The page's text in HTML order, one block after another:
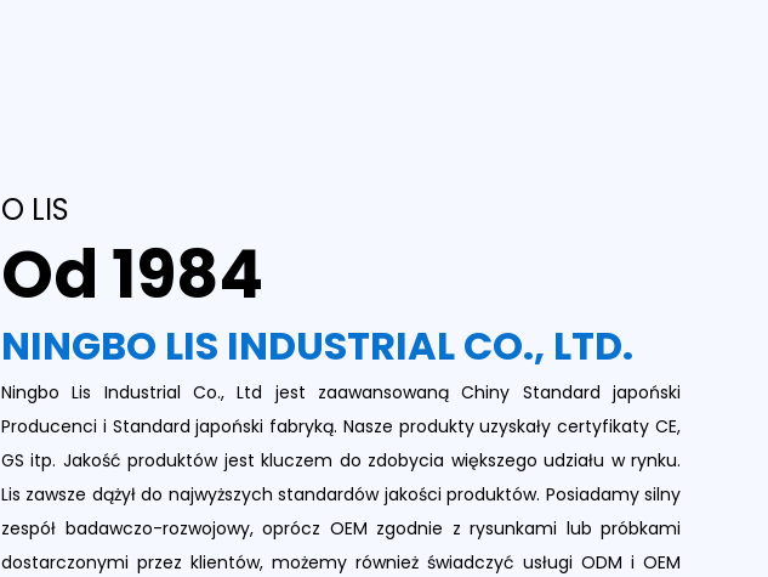
O LIS
Od 1984
NINGBO LIS INDUSTRIAL CO., LTD.
Ningbo Lis Industrial Co., Ltd jest zaawansowanąChiny Standard japoński
Producenci i Standard japoński fabryką. Nasze produkty uzyskały certyfikaty CE,
GS itp. Jakość produktów jest kluczem do zdobycia większego udziału w rynku.
Lis zawsze dążył do najwyższych standardów jakości produktów. Posiadamy silny
zespół badawczo-rozwojowy, oprócz OEM zgodnie z rysunkami lub próbkami
dostarczonymi przez klientów, możemy również świadczyć usługi ODM i OEM